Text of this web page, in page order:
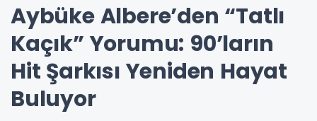
Aybüke Albere’den “Tatlı
Kaçık” Yorumu: 90’ların
Hit Şarkısı Yeniden Hayat
Buluyor